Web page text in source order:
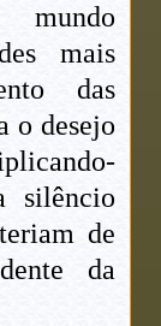
mundo
mais
das
o desejo
silêncio
de
da